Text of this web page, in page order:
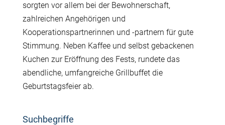
sorgten vor allem bei der Bewohnerschaft,
zahlreichen Angehörigen und
Kooperationspartnerinnen und -partnern für gute
Stimmung. Neben Kaffee und selbst gebackenen
Kuchen zur Eröffnung des Fests, rundete das
abendliche, umfangreiche Grillbuffet die
Geburtstagsfeier ab.
Suchbegriffe